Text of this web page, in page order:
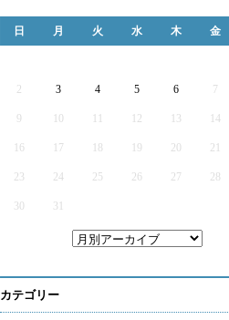
日 月 火 水 木 金
2 3 4 5 6 7
9 12 13 14
16 17 19 20 21
23 24 25 26 27 28
30 31
カテゴリー